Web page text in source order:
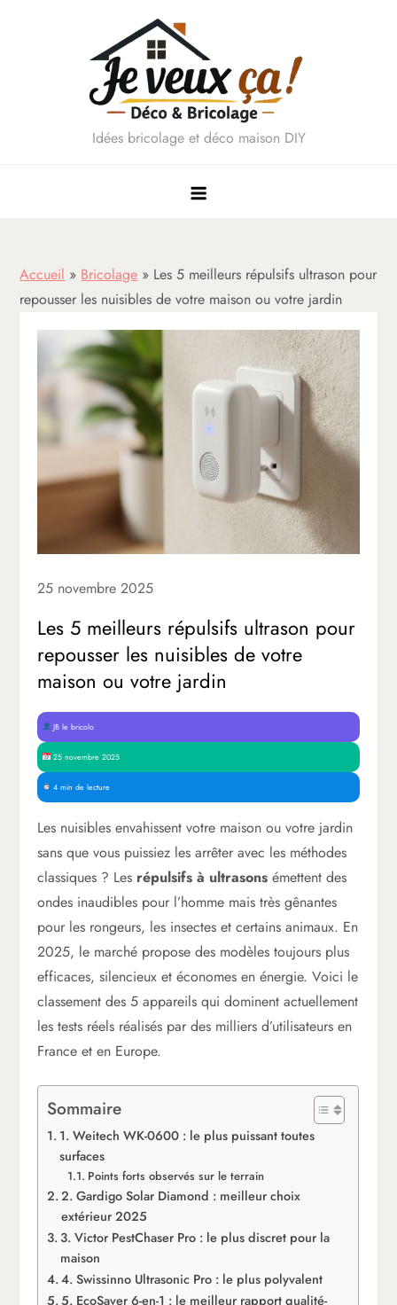
Idées bricolage et déco maison DIY
Accueil » Bricolage » Les 5 meilleurs répulsifs ultrason pour
repousser les nuisibles de votre maison ou votre jardin
25 novembre 2025
Les 5 meilleurs répulsifs ultrason pour
repousser les nuisibles de votre
maison ou votre jardin
JB le bricolo
25 novembre 2025
4 min de lecture
Les nuisibles envahissent votre maison ou votre jardin
sans que vous puissiez les arrêter avec les méthodes
classiques ? Les répulsifs à ultrasons émettent des
ondes inaudibles pour l’homme mais très gênantes
pour les rongeurs, les insectes et certains animaux. En
2025, le marché propose des modèles toujours plus
efficaces, silencieux et économes en énergie. Voici le
classement des 5 appareils qui dominent actuellement
les tests réels réalisés par des milliers d’utilisateurs en
France et en Europe.
Sommaire
1. Weitech WK-0600 : le plus puissant toutes
surfaces
Points forts observés sur le terrain
2. Gardigo Solar Diamond : meilleur choix
extérieur 2025
3. Victor PestChaser Pro : le plus discret pour la
maison
4. Swissinno Ultrasonic Pro : le plus polyvalent
5. EcoSaver 6-en-1 : le meilleur rapport qualité-